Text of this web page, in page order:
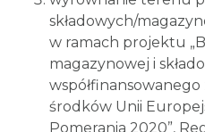
składowych/
w ramach projektu
magazynowej i
współfinansowanego
środków Unii
Pomerania 2020”,